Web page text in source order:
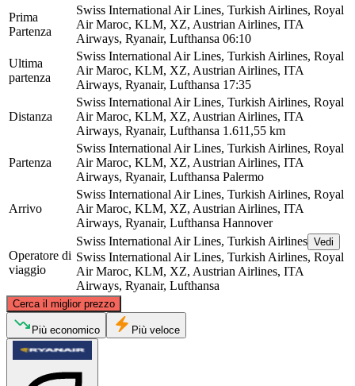
Prima
Partenza
Swiss International Air Lines, Turkish Airlines, Royal
Air Maroc, KLM, XZ, Austrian Airlines, ITA
Airways, Ryanair, Lufthansa 06:10
Ultima
partenza
Swiss International Air Lines, Turkish Airlines, Royal
Air Maroc, KLM, XZ, Austrian Airlines, ITA
Airways, Ryanair, Lufthansa 17:35
Distanza
Swiss International Air Lines, Turkish Airlines, Royal
Air Maroc, KLM, XZ, Austrian Airlines, ITA
Airways, Ryanair, Lufthansa 1.611,55 km
Partenza
Swiss International Air Lines, Turkish Airlines, Royal
Air Maroc, KLM, XZ, Austrian Airlines, ITA
Airways, Ryanair, Lufthansa Palermo
Arrivo
Swiss International Air Lines, Turkish Airlines, Royal
Air Maroc, KLM, XZ, Austrian Airlines, ITA
Airways, Ryanair, Lufthansa Hannover
Operatore di
viaggio
Swiss International Air Lines, Turkish Airlines Vedi
Swiss International Air Lines, Turkish Airlines, Royal
Air Maroc, KLM, XZ, Austrian Airlines, ITA
Airways, Ryanair, Lufthansa
Cerca il miglior prezzo
Hanover
©CARTO, ©
Più economico Più veloce